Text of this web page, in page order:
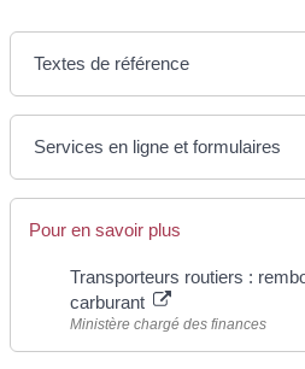
Textes de référence
Services en ligne et formulaires
Pour en savoir plus
Transporteurs routiers :
carburant
Ministère chargé des finances